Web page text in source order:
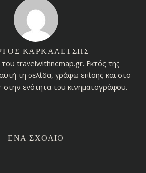
ΚΑΡΚΑΛΈΤΣΗΣ
travelwithnomap.gr. Εκτός της
τη σελίδα, γράφω επίσης και στο
ενότητα του κινηματογράφου.
ΈΝΑ ΣΧΌΛΙΟ